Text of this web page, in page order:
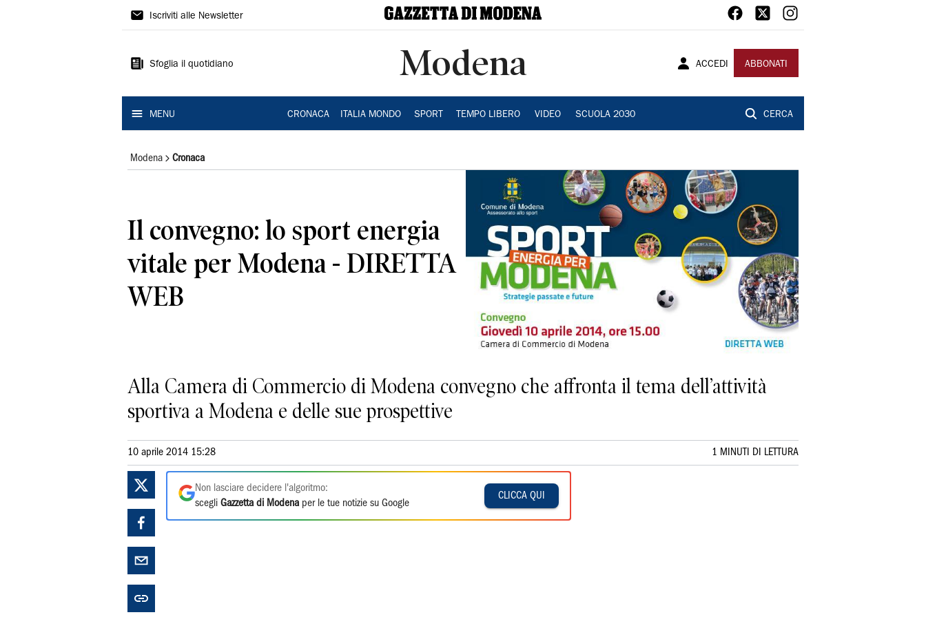
Gazzetta
Modena
Iscriviti alle Newsletter
Sfoglia il quotidiano Modena ACCEDI ABBONATI
MENU CRONACA ITALIA MONDO SPORT TEMPO LIBERO VIDEO SCUOLA 2030 CERCA
Modena Cronaca
Il convegno: lo sport energia
vitale per Modena - DIRETTA
WEB
Alla Camera di Commercio di Modena convegno che affronta il tema dell’attività
sportiva a Modena e delle sue prospettive
10 aprile 2014 15:28 1 MINUTI DI LETTURA
Non lasciare decidere l'algoritmo:
scegli Gazzetta di Modena per le tue notizie su Google
CLICCA QUI